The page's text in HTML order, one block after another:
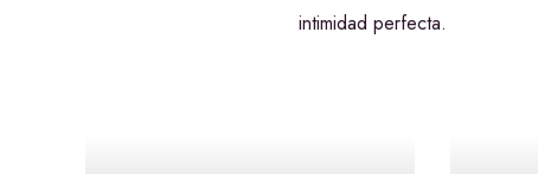
intimidad perfecta.